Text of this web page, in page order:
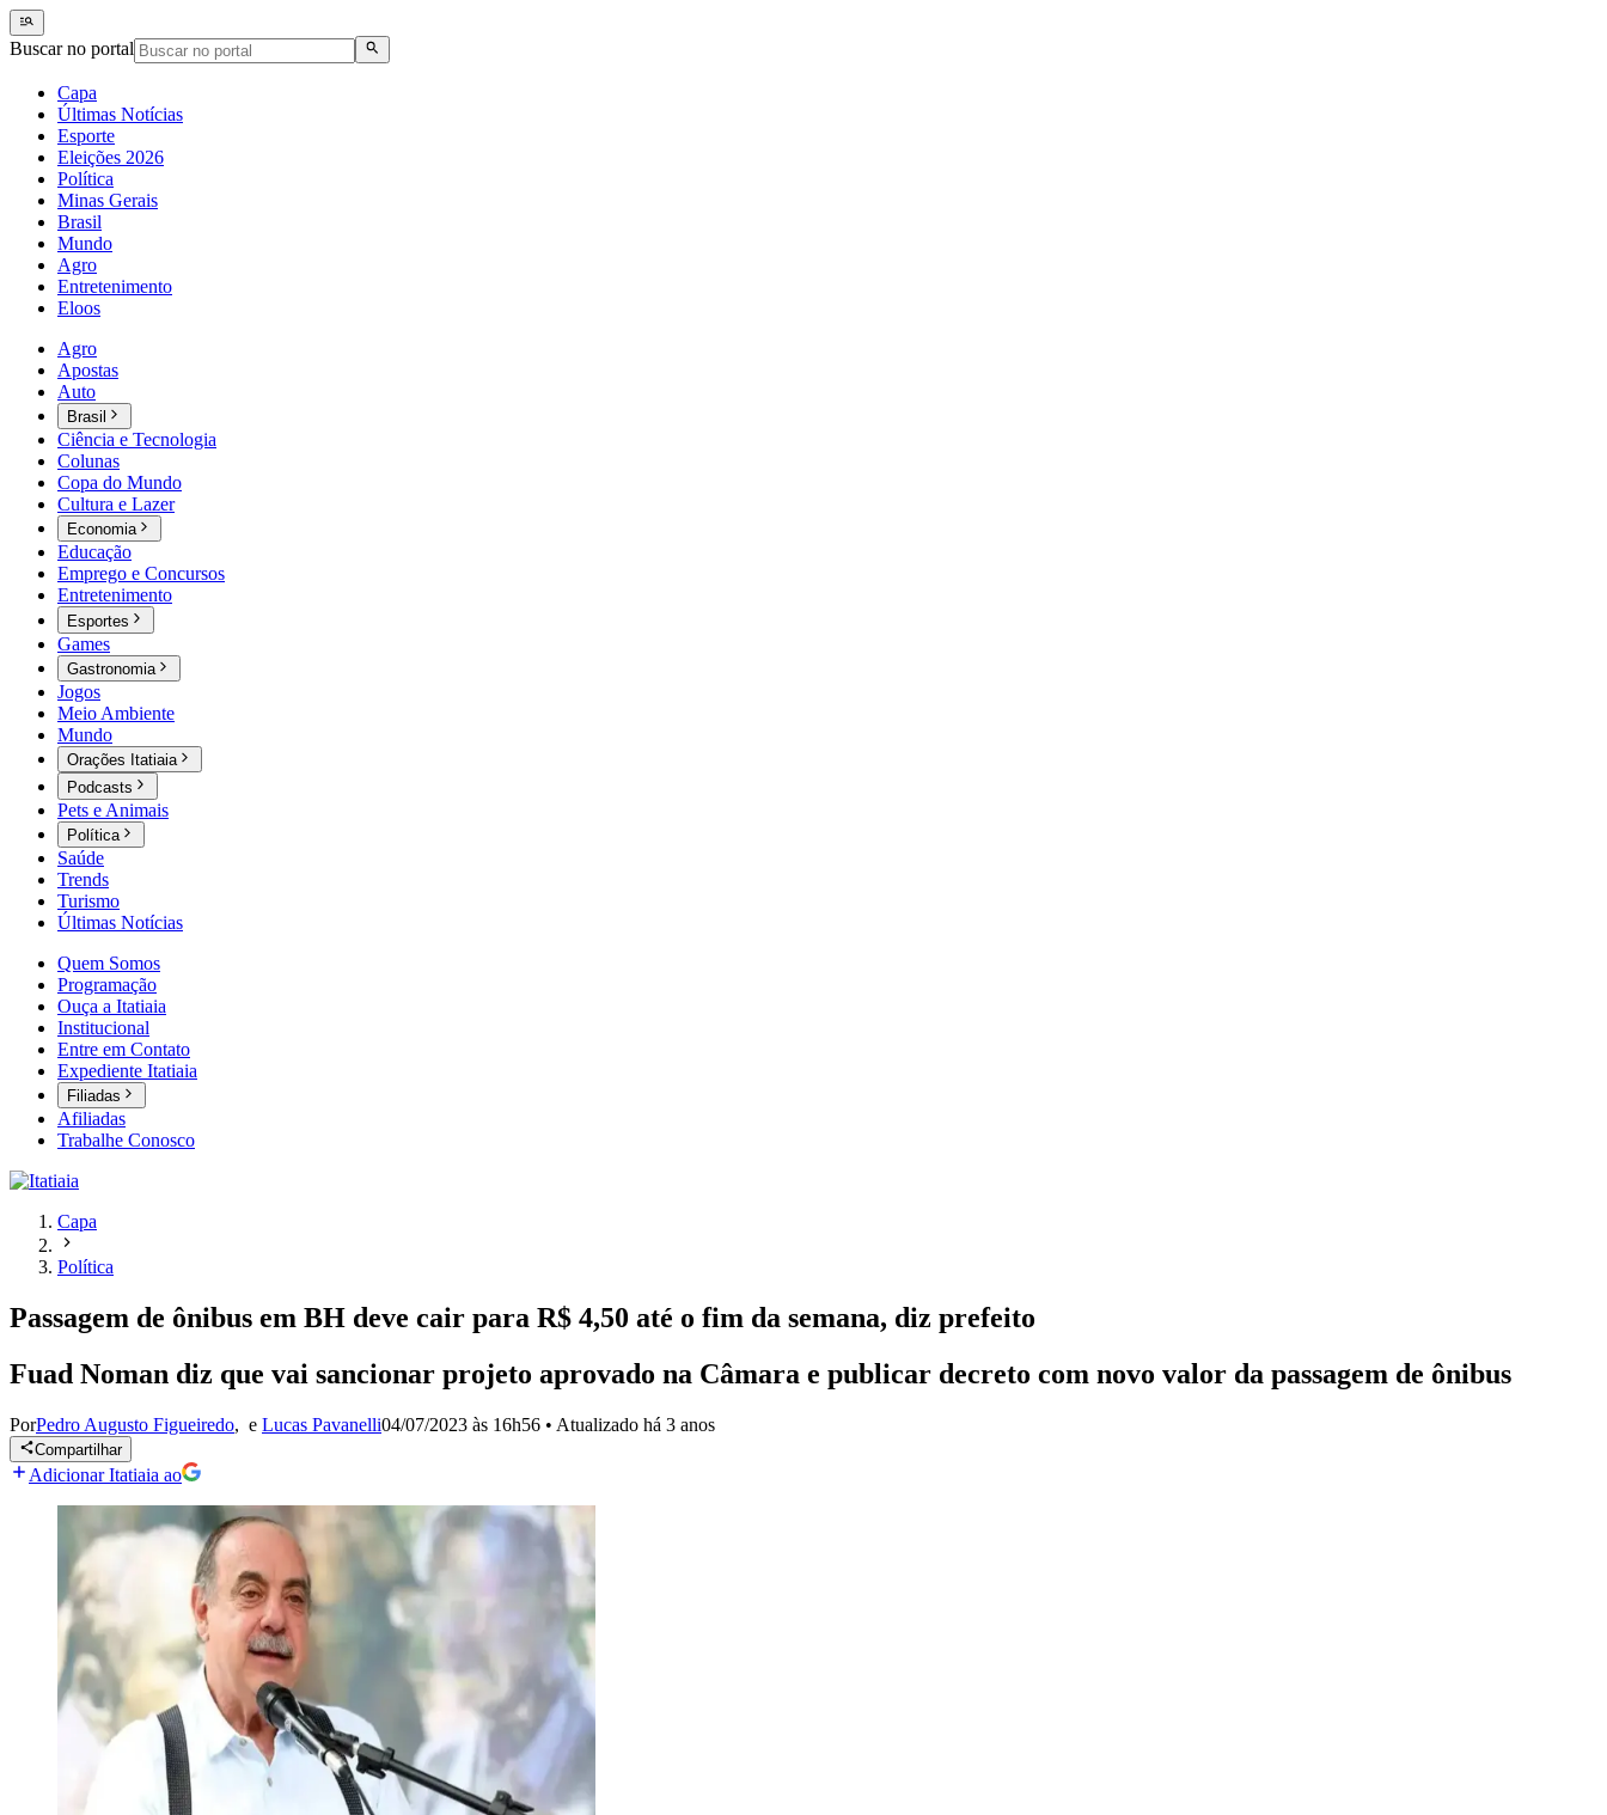
Buscar no portal
Capa
Últimas Notícias
Esporte
Eleições 2026
Política
Minas Gerais
Brasil
Mundo
Agro
Entretenimento
Eloos
Agro
Apostas
Auto
Brasil
Ciência e Tecnologia
Colunas
Copa do Mundo
Cultura e Lazer
Economia
Educação
Emprego e Concursos
Entretenimento
Esportes
Games
Gastronomia
Jogos
Meio Ambiente
Mundo
Orações Itatiaia
Podcasts
Pets e Animais
Política
Saúde
Trends
Turismo
Últimas Notícias
Quem Somos
Programação
Ouça a Itatiaia
Institucional
Entre em Contato
Expediente Itatiaia
Filiadas
Afiliadas
Trabalhe Conosco
Capa
Política
Passagem de ônibus em BH deve cair para R$ 4,50 até o fim da semana, diz prefeito
Fuad Noman diz que vai sancionar projeto aprovado na Câmara e publicar decreto com novo valor da passagem de ônibus
PorPedro Augusto Figueiredo, e Lucas Pavanelli04/07/2023 às 16h56 • Atualizado há 3 anos
Compartilhar
Adicionar Itatiaia ao